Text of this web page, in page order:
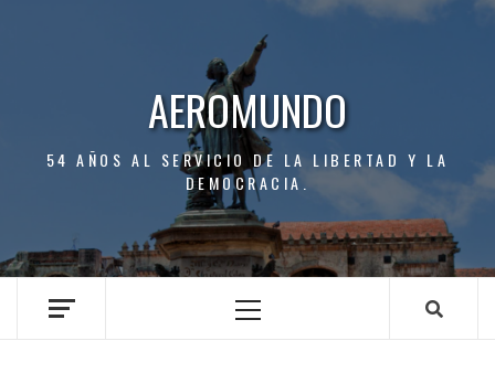
AEROMUNDO
54 AÑOS AL SERVICIO DE LA LIBERTAD Y LA
DEMOCRACIA.
Menú